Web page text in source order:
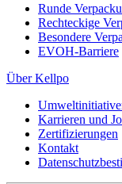
Runde
Rechteckige
Besondere
EVOH-Barriere
Über Kellpo
Karrieren und
Zertifizierungen
Kontakt